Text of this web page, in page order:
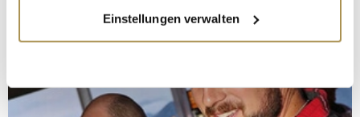
Informationen über Ihre geografische Lage
erfassen, welche bis auf einige Meter genau sein
bestimmten Merkmalen (Fingerprinting) identifizieren
Einstellungen verwalten